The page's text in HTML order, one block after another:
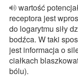
wartość
receptora jest
do logarytmu siły
bodźca. W taki
jest informacja o
ciałkach
bólu).